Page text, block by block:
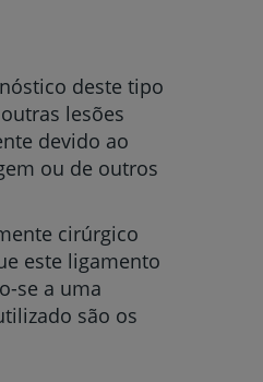
deste tipo
lesões
devido ao
ou de outros
cirúrgico
este ligamento
se a uma
são os